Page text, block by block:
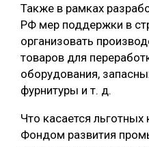
Также в рамках
РФ мер поддержки в
организовать
товаров для
оборудования,
фурнитуры и т. д.
Что касается
Фондом развития